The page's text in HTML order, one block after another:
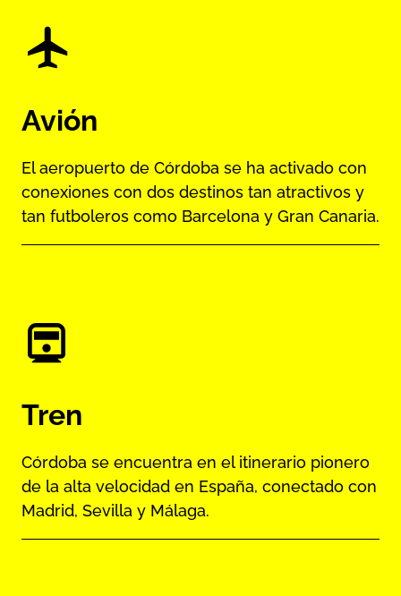
Avión
El aeropuerto de Córdoba se ha activado con
conexiones con dos destinos tan atractivos y
tan futboleros como Barcelona y Gran Canaria.
Tren
Córdoba se encuentra en el itinerario pionero
de la alta velocidad en España, conectado con
Madrid, Sevilla y Málaga.